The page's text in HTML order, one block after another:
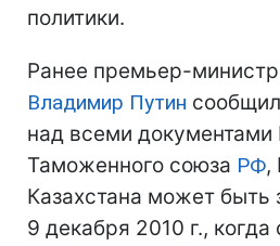
политики.
Ранее премьер-
Владимир Путин
над всеми
Таможенного союза РФ,
Казахстана может быть
9 декабря 2010 г., когда